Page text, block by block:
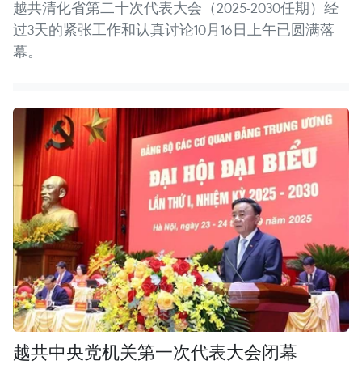
越共清化省第二十次代表大会（2025-2030任期）经
过3天的紧张工作和认真讨论10月16日上午已圆满落
幕。
越共中央党机关第一次代表大会闭幕